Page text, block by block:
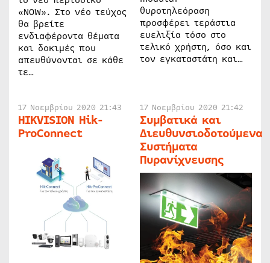
«NOW». Στο νέο τεύχος
θα βρείτε
ενδιαφέροντα θέματα
και δοκιμές που
απευθύνονται σε κάθε
τε…
θυροτηλεόραση
προσφέρει τεράστια
ευελιξία τόσο στο
τελικό χρήστη, όσο και
τον εγκαταστάτη και…
17 Νοεμβρίου 2020 21:43
HIKVISION Hik-
ProConnect
17 Νοεμβρίου 2020 21:42
Συμβατικά και
Διευθυνσιοδοτούμενα
Συστήματα
Πυρανίχνευσης